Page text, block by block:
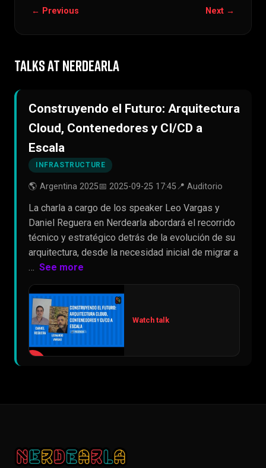
← Previous Next →
TALKS AT NERDEARLA
Construyendo el Futuro: Arquitectura
Cloud, Contenedores y CI/CD a
Escala
INFRASTRUCTURE
🌎 Argentina 2025📅 2025-09-25 17:45📍 Auditorio
La charla a cargo de los speaker Leo Vargas y
Daniel Reguera en Nerdearla abordará el recorrido
técnico y estratégico detrás de la evolución de su
arquitectura, desde la necesidad inicial de migrar a
… See more
Watch talk